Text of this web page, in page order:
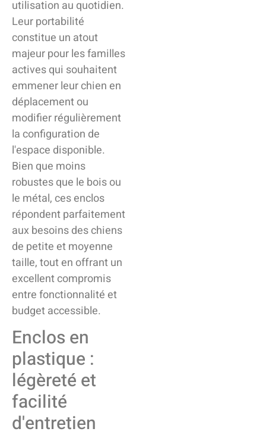
utilisation au quotidien.
Leur portabilité
constitue un atout
majeur pour les familles
actives qui souhaitent
emmener leur chien en
déplacement ou
modifier régulièrement
la configuration de
l'espace disponible.
Bien que moins
robustes que le bois ou
le métal, ces enclos
répondent parfaitement
aux besoins des chiens
de petite et moyenne
taille, tout en offrant un
excellent compromis
entre fonctionnalité et
budget accessible.
Enclos en
plastique :
légèreté et
facilité
d'entretien